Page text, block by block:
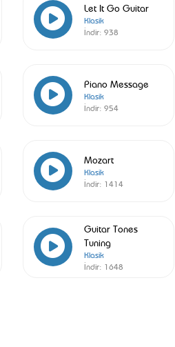
Let It Go Guitar
Klasik
İndir: 938
Piano Message
Klasik
İndir: 954
Mozart
Klasik
İndir: 1414
Guitar Tones
Tuning
Klasik
İndir: 1648